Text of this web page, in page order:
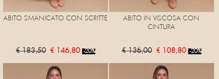
ABITO SMANICATO CON SCRITTE
€ 183,50 € 146,80 -20%
ABITO IN VISCOSA CON
CINTURA
€ 136,00 € 108,80 -20%